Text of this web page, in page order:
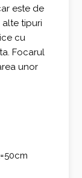
este de
alte tipuri
cu
Focarul
unor